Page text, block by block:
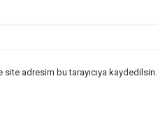
site adresim bu tarayıcıya kaydedilsin.